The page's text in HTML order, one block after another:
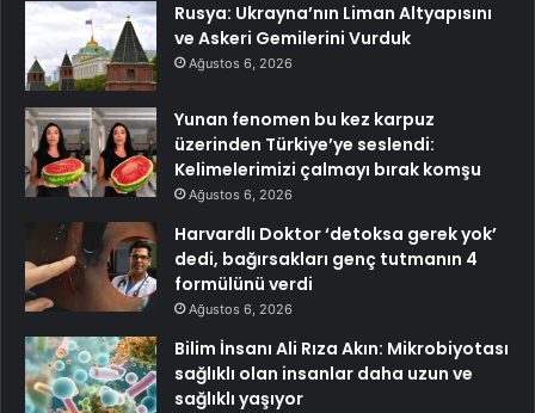
Rusya: Ukrayna’nın Liman Altyapısını
ve Askeri Gemilerini Vurduk
Ağustos 6, 2026
Yunan fenomen bu kez karpuz
üzerinden Türkiye’ye seslendi:
Kelimelerimizi çalmayı bırak komşu
Ağustos 6, 2026
Harvardlı Doktor ‘detoksa gerek yok’
dedi, bağırsakları genç tutmanın 4
formülünü verdi
Ağustos 6, 2026
Bilim İnsanı Ali Rıza Akın: Mikrobiyotası
sağlıklı olan insanlar daha uzun ve
sağlıklı yaşıyor